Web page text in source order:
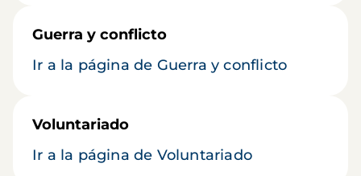
Guerra y conflicto
Ir a la página de Guerra y conflicto
Voluntariado
Ir a la página de Voluntariado